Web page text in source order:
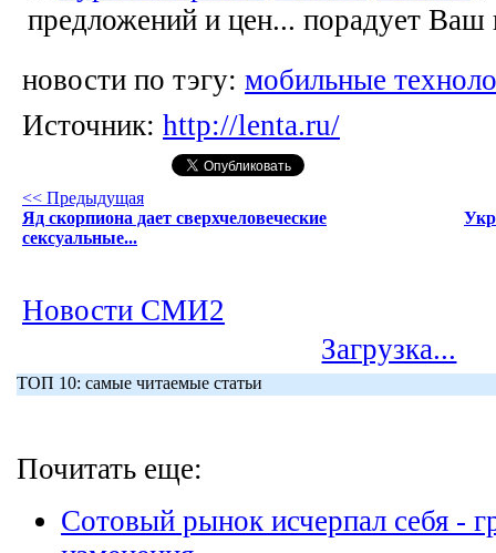
предложений и цен... порадует Ваш
новости по тэгу: мобильные
Источник: http://lenta.ru/
<< Предыдущая
Яд скорпиона дает сверхчеловеческие
сексуальные...
Новости СМИ2
Загрузка...
ТОП 10: самые читаемые статьи
Почитать еще:
Сотовый рынок исчерпал себя -